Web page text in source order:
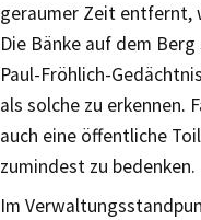
geraumer Zeit entfernt,
Die Bänke auf dem
Paul-Fröhlich-
als solche zu erkennen.
auch eine öffentliche
zumindest zu bedenken.
Im